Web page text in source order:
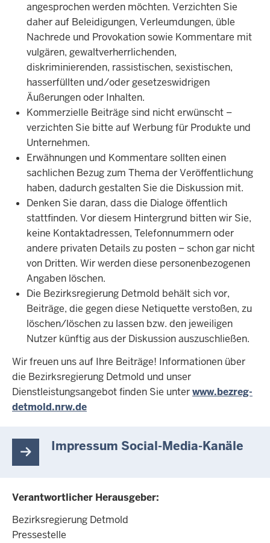
angesprochen werden möchten. Verzichten Sie
daher auf Beleidigungen, Verleumdungen, üble
Nachrede und Provokation sowie Kommentare mit
vulgären, gewaltverherrlichenden,
diskriminierenden, rassistischen, sexistischen,
hasserfüllten und/oder gesetzeswidrigen
Äußerungen oder Inhalten.
Kommerzielle Beiträge sind nicht erwünscht –
verzichten Sie bitte auf Werbung für Produkte und
Unternehmen.
Erwähnungen und Kommentare sollten einen
sachlichen Bezug zum Thema der Veröffentlichung
haben, dadurch gestalten Sie die Diskussion mit.
Denken Sie daran, dass die Dialoge öffentlich
stattfinden. Vor diesem Hintergrund bitten wir Sie,
keine Kontaktadressen, Telefonnummern oder
andere privaten Details zu posten – schon gar nicht
von Dritten. Wir werden diese personenbezogenen
Angaben löschen.
Die Bezirksregierung Detmold behält sich vor,
Beiträge, die gegen diese Netiquette verstoßen, zu
löschen/löschen zu lassen bzw. den jeweiligen
Nutzer künftig aus der Diskussion auszuschließen.
Wir freuen uns auf Ihre Beiträge! Informationen über
die Bezirksregierung Detmold und unser
Dienstleistungsangebot finden Sie unterwww.bezreg-
detmold.nrw.de
Impressum Social-Media-Kanäle
Verantwortlicher Herausgeber:
Bezirksregierung Detmold
Pressestelle